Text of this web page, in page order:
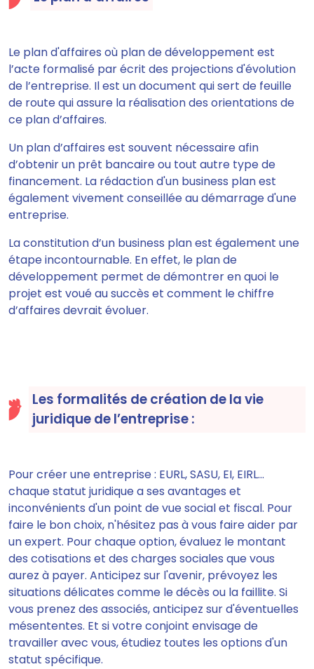
Le plan d'affaires où plan de développement est
l’acte formalisé par écrit des projections d'évolution
de l’entreprise. Il est un document quisert de feuille
de route qui assure la réalisation des orientations de
ce plan d’affaires.
Un plan d’affaires est souvent nécessaire afin
d’obtenir un prêt bancaire ou tout autre type de
financement. La rédaction d'un business plan est
également vivement conseillée au démarrage d'une
entreprise.
La constitution d’un business plan est également une
étape incontournable. En effet, le plan de
développement permet de démontrer en quoi le
projet est voué au succès et comment le chiffre
d’affaires devrait évoluer.
Les formalités de création de la vie
juridique de l’entreprise :
Pour créer une entreprise : EURL, SASU, EI, EIRL...
chaque statut juridique a ses avantages et
inconvénients d'un point de vue social et fiscal. Pour
faire le bon choix, n'hésitez pas à vous faire aider par
un expert. Pour chaque option,évaluez le montant
des cotisations et des charges sociales que vous
aurez à payer. Anticipez sur l'avenir, prévoyez les
situations délicates comme le décès ou la faillite. Si
vous prenez des associés, anticipez sur d'éventuelles
mésententes. Et si votre conjoint envisage de
travailler avec vous, étudiez toutes les options d'un
statut spécifique.